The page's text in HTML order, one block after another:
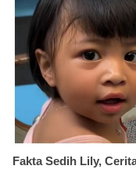
Fakta Sedih Lily,